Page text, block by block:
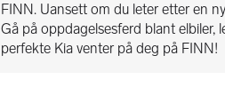
FINN. Uansett om du leter etter en
Gå på oppdagelsesferd blant elbiler,
perfekte Kia venter på deg på FINN!